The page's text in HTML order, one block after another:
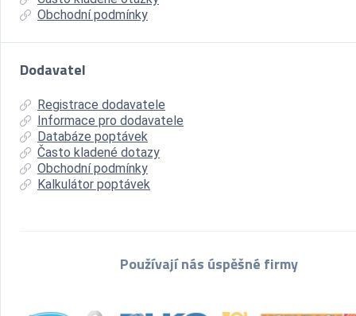
Obchodní podmínky
Dodavatel
Registrace dodavatele
Informace pro dodavatele
Databáze poptávek
Často kladené dotazy
Obchodní podmínky
Kalkulátor poptávek
Používají nás úspěšné firmy